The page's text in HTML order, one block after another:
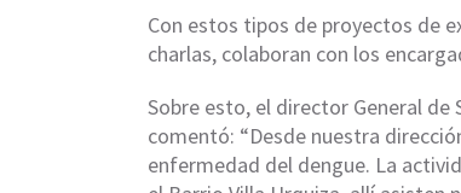
Con estos tipos de proyectos de
charlas, colaboran con los
Sobre esto, el director General de
comentó: “Desde nuestra
enfermedad del dengue. La